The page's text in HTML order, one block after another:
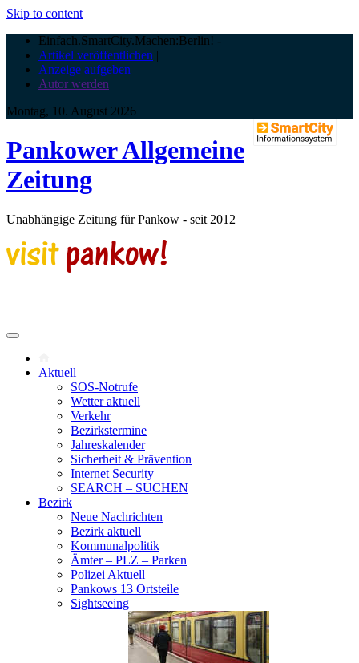
Skip to content
Einfach.SmartCity.Machen:Berlin! -
Artikel veröffentlichen |
Anzeige aufgeben |
Autor werden
Montag, 10. August 2026
Pankower Allgemeine
Zeitung
Unabhängige Zeitung für Pankow - seit 2012
Aktuell
SOS-Notrufe
Wetter aktuell
Verkehr
Bezirkstermine
Jahreskalender
Sicherheit & Prävention
Internet Security
SEARCH – SUCHEN
Bezirk
Neue Nachrichten
Bezirk aktuell
Kommunalpolitik
Ämter – PLZ – Parken
Polizei Aktuell
Pankows 13 Ortsteile
Sightseeing